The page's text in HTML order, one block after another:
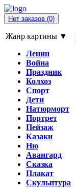
Нет заказов (0)
Жанр картины ▼
Ленин
Война
Праздник
Колхоз
Спорт
Дети
Натюрморт
Портрет
Пейзаж
Казаки
Ню
Авангард
Сказка
Плакат
Скульптура